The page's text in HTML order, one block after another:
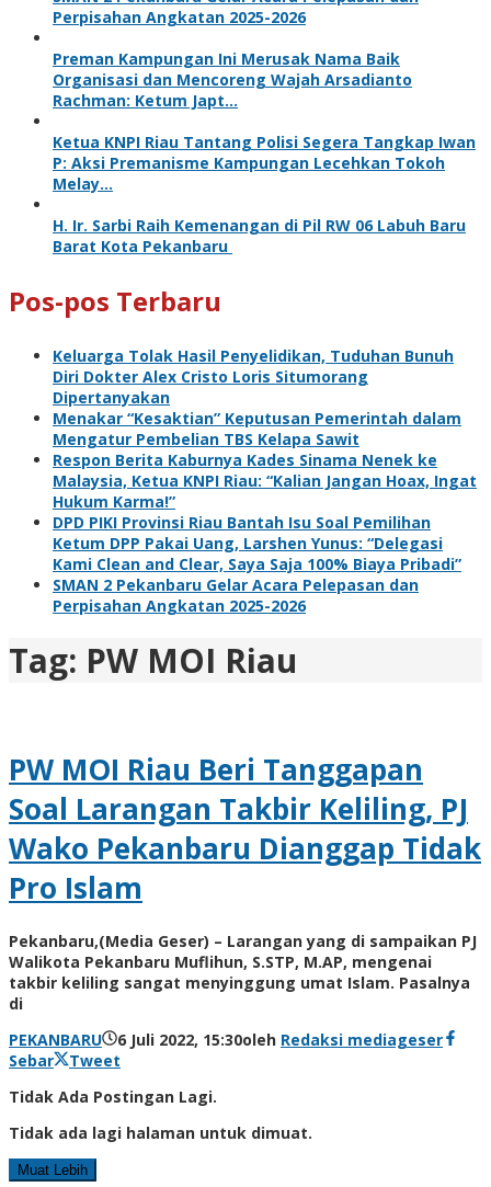
Perpisahan Angkatan 2025-2026
Preman Kampungan Ini Merusak Nama Baik
Organisasi dan Mencoreng Wajah Arsadianto
Rachman: Ketum Japt…
Ketua KNPI Riau Tantang Polisi Segera Tangkap Iwan
P: Aksi Premanisme Kampungan Lecehkan Tokoh
Melay…
H. Ir. Sarbi Raih Kemenangan di Pil RW 06 Labuh Baru
Barat Kota Pekanbaru
Pos-pos Terbaru
Keluarga Tolak Hasil Penyelidikan, Tuduhan Bunuh
Diri Dokter Alex Cristo Loris Situmorang
Dipertanyakan
Menakar “Kesaktian” Keputusan Pemerintah dalam
Mengatur Pembelian TBS Kelapa Sawit
Respon Berita Kaburnya Kades Sinama Nenek ke
Malaysia, Ketua KNPI Riau: “Kalian Jangan Hoax, Ingat
Hukum Karma!”
DPD PIKI Provinsi Riau Bantah Isu Soal Pemilihan
Ketum DPP Pakai Uang, Larshen Yunus: “Delegasi
Kami Clean and Clear, Saya Saja 100% Biaya Pribadi”
SMAN 2 Pekanbaru Gelar Acara Pelepasan dan
Perpisahan Angkatan 2025-2026
Tag: PW MOI Riau
PW MOI Riau Beri Tanggapan
Soal Larangan Takbir Keliling, PJ
Wako Pekanbaru Dianggap Tidak
Pro Islam
Pekanbaru,(Media Geser) – Larangan yang di sampaikan PJ
Walikota Pekanbaru Muflihun, S.STP, M.AP, mengenai
takbir keliling sangat menyinggung umat Islam. Pasalnya
di
PEKANBARU
6 Juli 2022, 15:30oleh Redaksi mediageser
Sebar
Tweet
Tidak Ada Postingan Lagi.
Tidak ada lagi halaman untuk dimuat.
Muat Lebih